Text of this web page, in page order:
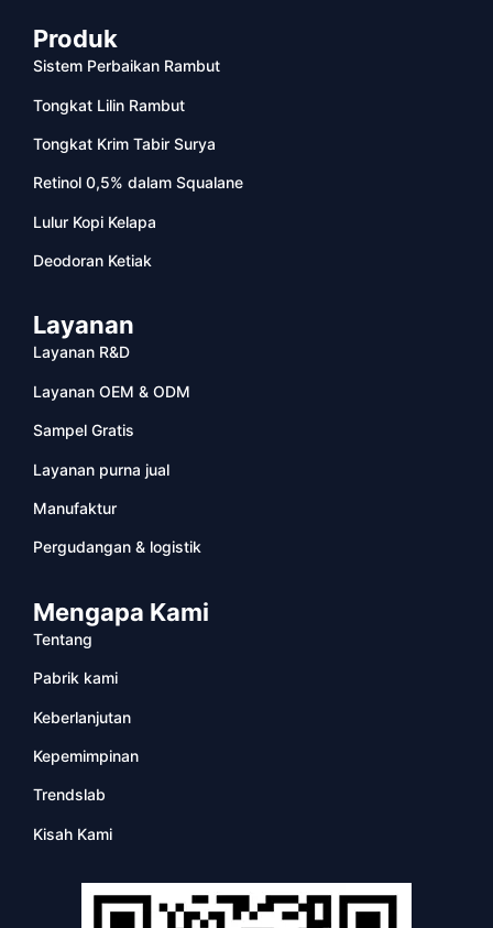
Produk
Sistem Perbaikan Rambut
Tongkat Lilin Rambut
Tongkat Krim Tabir Surya
Retinol 0,5% dalam Squalane
Lulur Kopi Kelapa
Deodoran Ketiak
Layanan
Layanan R&D
Layanan OEM & ODM
Sampel Gratis
Layanan purna jual
Manufaktur
Pergudangan & logistik
Mengapa Kami
Tentang
Pabrik kami
Keberlanjutan
Kepemimpinan
Trendslab
Kisah Kami